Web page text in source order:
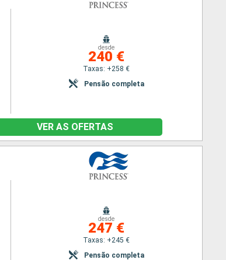
desde
240 €
Taxas: +258 €
Pensão completa
VER AS OFERTAS
desde
247 €
Taxas: +245 €
Pensão completa